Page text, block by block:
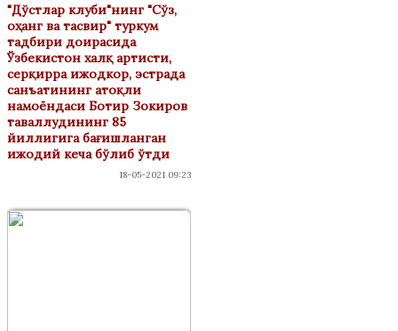
"Дўстлар клуби"нинг "Сўз,
оҳанг ва тасвир" туркум
тадбири доирасида
Ўзбекистон халқ артисти,
серқирра ижодкор, эстрада
санъатининг атоқли
намоёндаси Ботир Зокиров
таваллудининг 85
йиллигига бағишланган
ижодий кеча бўлиб ўтди
18-05-2021 09:23